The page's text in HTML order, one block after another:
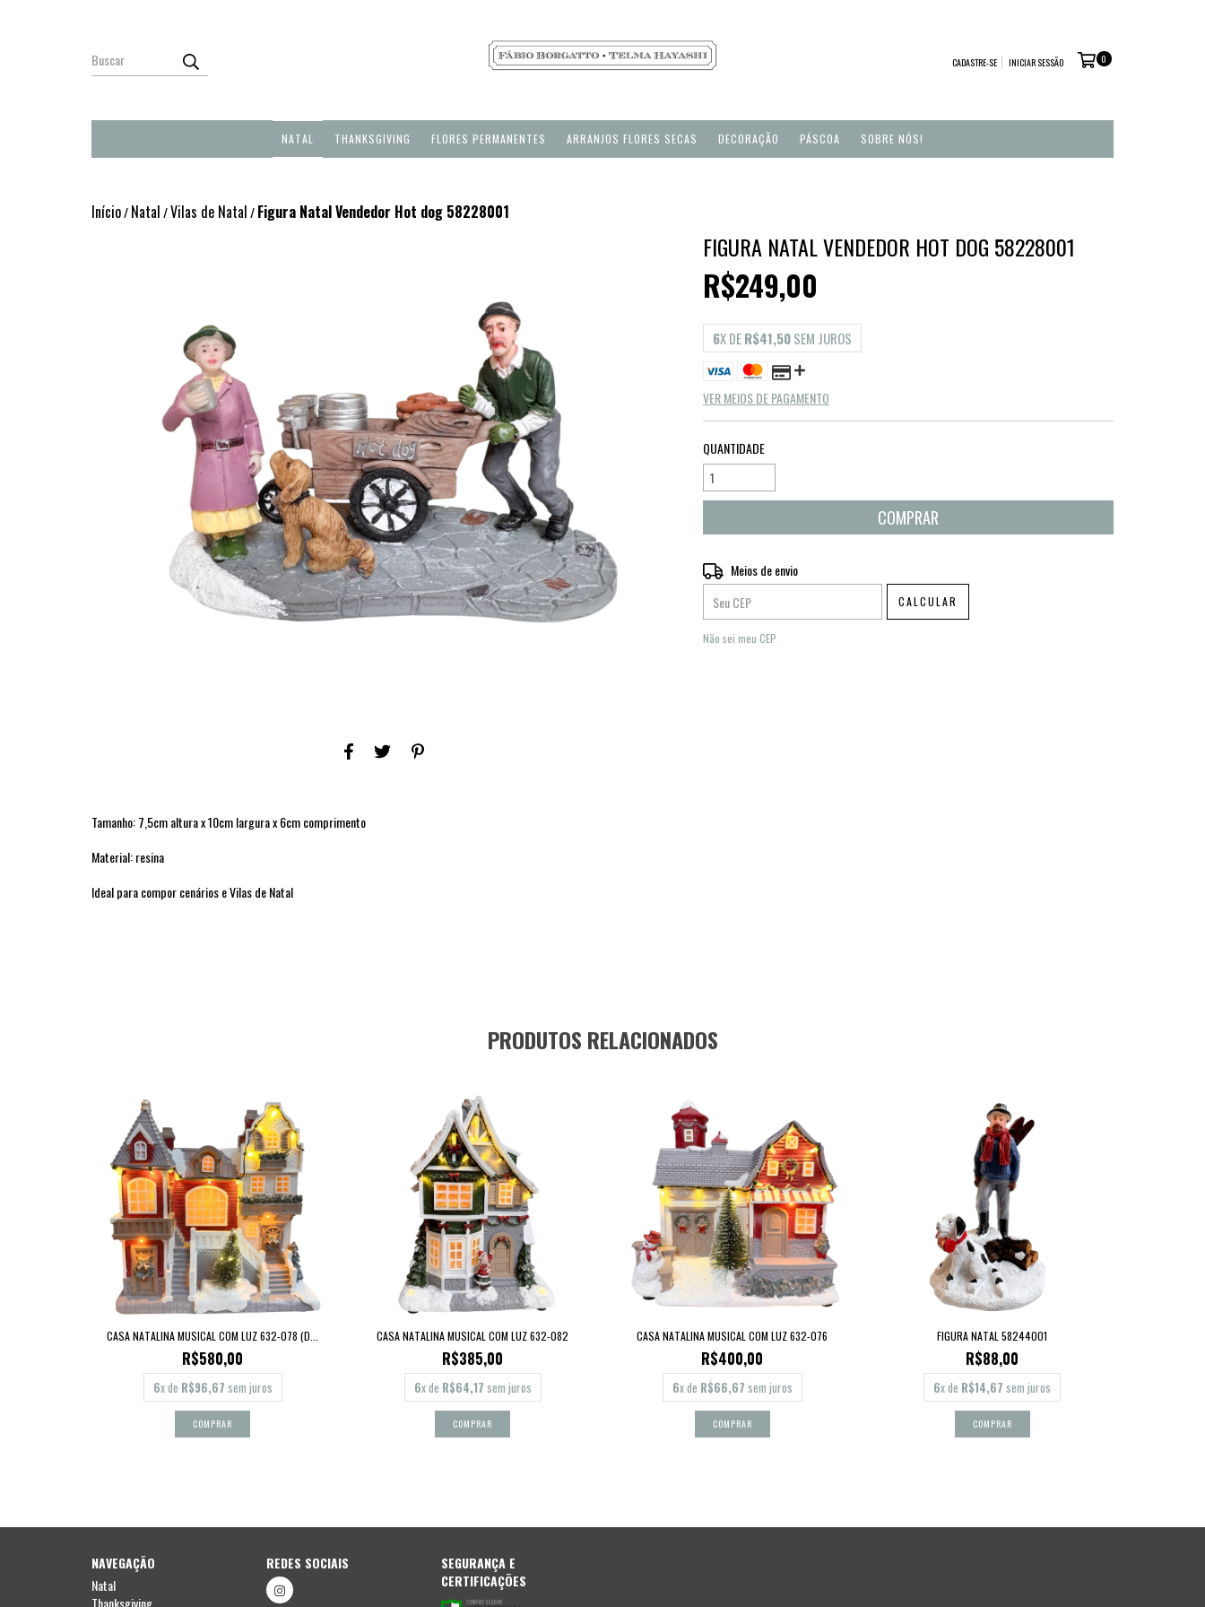
CADASTRE-SE INICIAR SESSÃO 0
NATAL THANKSGIVING FLORES PERMANENTES ARRANJOS FLORES SECAS DECORAÇÃO PÁSCOA SOBRE NÓS!
Início/Natal/Vilas de Natal/Figura Natal Vendedor Hot dog 58228001
Tamanho: 7,5cm altura x 10cm largura x 6cm comprimento
Material: resina
Ideal para compor cenários e Vilas de Natal
FIGURA NATAL VENDEDOR HOT DOG 58228001
R$249,00
6X DER$41,50SEM JUROS
VER MEIOS DE PAGAMENTO
QUANTIDADE
Entregas para o CEP:
Meios de envio
CALCULAR
Não sei meu CEP
PRODUTOS RELACIONADOS
CASA NATALINA MUSICAL COM LUZ 632-078 (D...
R$580,00
6x de R$96,67 sem juros
CASA NATALINA MUSICAL COM LUZ 632-082
R$385,00
6x de R$64,17 sem juros
CASA NATALINA MUSICAL COM LUZ 632-076
R$400,00
6x de R$66,67 sem juros
FIGURA NATAL 58244001
R$88,00
6x de R$14,67 sem juros
NAVEGAÇÃO
Natal
Thanksgiving
REDES SOCIAIS
SEGURANÇA E
CERTIFICAÇÕES